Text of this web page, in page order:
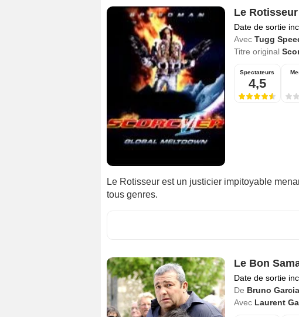
Le Rotisseur
Date de sortie
Avec Tugg
Titre original
Spectateurs
4,5
Le Rotisseur est un justicier impitoyable
tous genres.
Le Bon
Date de sortie
De Bruno Garcia
Avec Laurent